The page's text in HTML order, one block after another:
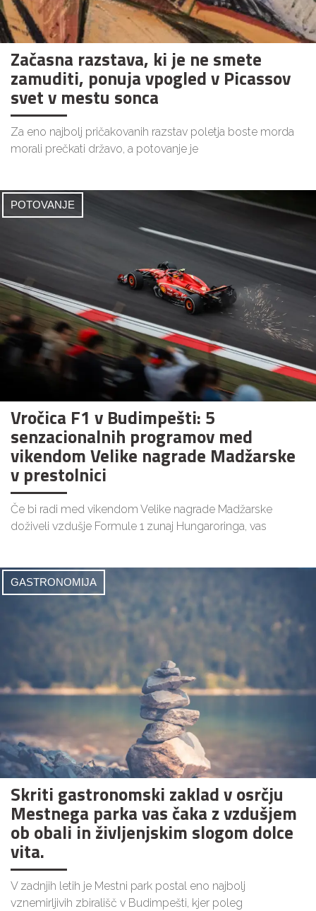
Začasna razstava, ki je ne smete
zamuditi, ponuja vpogled v Picassov
svet v mestu sonca
Za eno najbolj pričakovanih razstav poletja boste morda
morali prečkati državo, a potovanje je
POTOVANJE
Vročica F1 v Budimpešti: 5
senzacionalnih programov med
vikendom Velike nagrade Madžarske
v prestolnici
Če bi radi med vikendom Velike nagrade Madžarske
doživeli vzdušje Formule 1 zunaj Hungaroringa, vas
GASTRONOMIJA
Skriti gastronomski zaklad v osrčju
Mestnega parka vas čaka z vzdušjem
ob obali in življenjskim slogom dolce
vita.
V zadnjih letih je Mestni park postal eno najbolj
vznemirljivih zbirališč v Budimpešti, kjer poleg